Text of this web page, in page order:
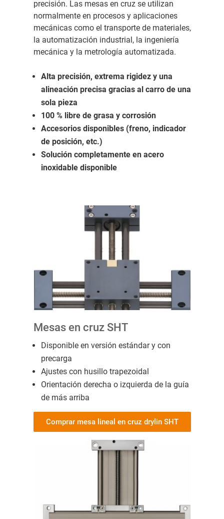
precisión. Las mesas en cruz se utilizan
normalmente en procesos y aplicaciones
mecánicas como el transporte de materiales,
la automatización industrial, la ingeniería
mecánica y la metrología automatizada.
Alta precisión, extrema rigidez y una
alineación precisa gracias al carro de una
sola pieza
100 % libre de grasa y corrosión
Accesorios disponibles (freno, indicador
de posición, etc.)
Solución completamente en acero
inoxidable disponible
Mesas en cruz SHT
Disponible en versión estándar y con
precarga
Ajustes con husillo trapezoidal
Orientación derecha o izquierda de la guía
de más arriba
Comprar mesa lineal en cruz drylin SHT